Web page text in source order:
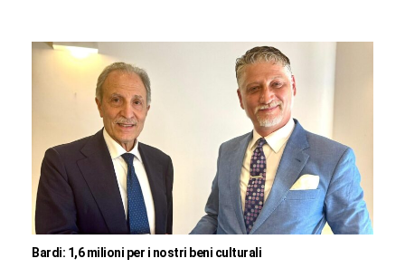
Bardi: 1,6 milioni per i nostri beni culturali